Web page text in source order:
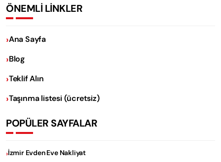
ÖNEMLİ LİNKLER
Ana Sayfa
Blog
Teklif Alın
Taşınma listesi (ücretsiz)
POPÜLER SAYFALAR
İzmir Evden Eve Nakliyat